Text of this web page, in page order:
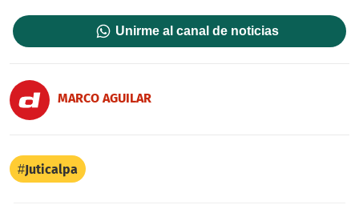
Unirme al canal de noticias
MARCO AGUILAR
Juticalpa